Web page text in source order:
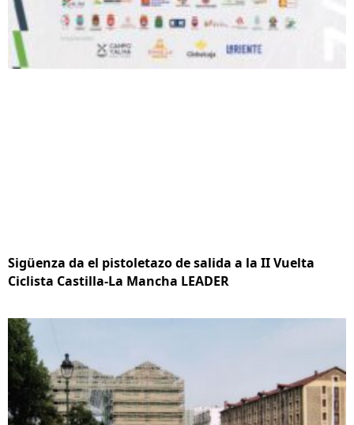
Sigüenza da el pistoletazo de salida a la II Vuelta
Ciclista Castilla-La Mancha LEADER